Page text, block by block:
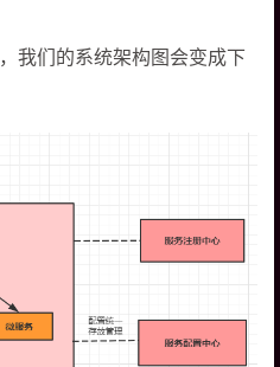
我们的系统架构图会变成下